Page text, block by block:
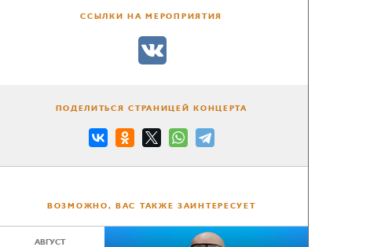
ССЫЛКИ НА МЕРОПРИЯТИЯ
ПОДЕЛИТЬСЯ СТРАНИЦЕЙ КОНЦЕРТА
ВОЗМОЖНО, ВАС ТАКЖЕ ЗАИНТЕРЕСУЕТ
АВГУСТ